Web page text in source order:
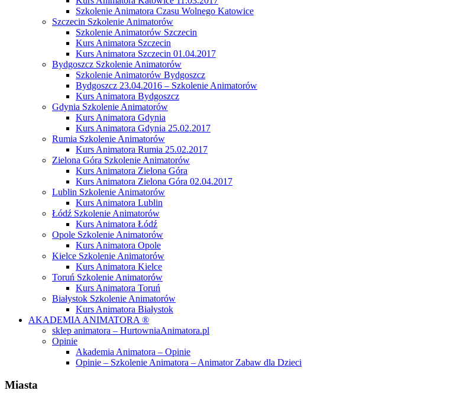
Szkolenie Animatora Czasu Wolnego Katowice
Szczecin Szkolenie Animatorów
Szkolenie Animatorów Szczecin
Kurs Animatora Szczecin
Kurs Animatora Szczecin 01.04.2017
Bydgoszcz Szkolenie Animatorów
Szkolenie Animatorów Bydgoszcz
Bydgoszcz 23.04.2016 – Szkolenie Animatorów
Kurs Animatora Bydgoszcz
Gdynia Szkolenie Animatorów
Kurs Animatora Gdynia
Kurs Animatora Gdynia 25.02.2017
Rumia Szkolenie Animatorów
Kurs Animatora Rumia 25.02.2017
Zielona Góra Szkolenie Animatorów
Kurs Animatora Zielona Góra
Kurs Animatora Zielona Góra 02.04.2017
Lublin Szkolenie Animatorów
Kurs Animatora Lublin
Łódź Szkolenie Animatorów
Kurs Animatora Łódź
Opole Szkolenie Animatorów
Kurs Animatora Opole
Kielce Szkolenie Animatorów
Kurs Animatora Kielce
Toruń Szkolenie Animatorów
Kurs Animatora Toruń
Białystok Szkolenie Animatorów
Kurs Animatora Białystok
AKADEMIA ANIMATORA ®
sklep animatora – HurtowniaAnimatora.pl
Opinie
Akademia Animatora – Opinie
Opinie – Szkolenie Animatora – Animator Zabaw dla Dzieci
Miasta